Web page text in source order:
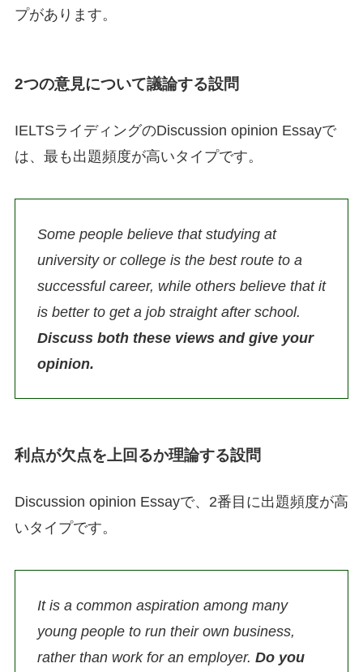
プがあります。
2つの意見について議論する設問
IELTSライディングのDiscussion opinion Essayで
は、最も出題頻度が高いタイプです。
Some people believe that studying at
university or college is the best route to a
successful career, while others believe that it
is better to get a job straight after school.
Discuss both these views and give your
opinion.
利点が欠点を上回るか理論する設問
Discussion opinion Essayで、2番目に出題頻度が高
いタイプです。
It is a common aspiration among many
young people to run their own business,
rather than work for an employer. Do you